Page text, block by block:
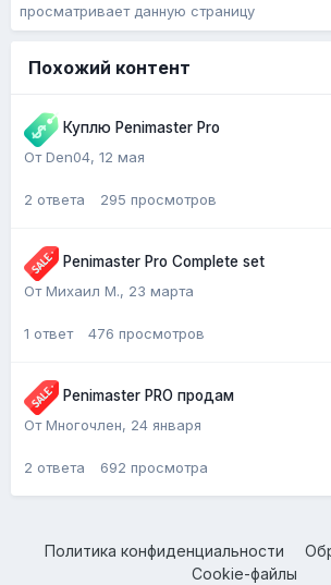
просматривает данную страницу
Похожий контент
Куплю Penimaster Pro
От Den04, 12 мая
2 ответа 295 просмотров
Penimaster Pro Complete set
От Михаил М., 23 марта
1 ответ 476 просмотров
Penimaster PRO продам
От Многочлен, 24 января
2 ответа 692 просмотра
Политика конфиденциальности
Cookie-файлы